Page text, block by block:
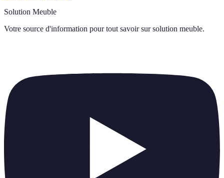
Solution Meuble
Votre source d'information pour tout savoir sur solution meuble.